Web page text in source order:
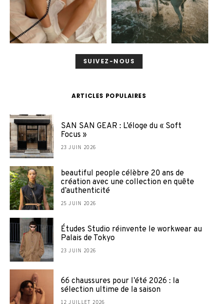
SUIVEZ-NOUS
ARTICLES POPULAIRES
SAN SAN GEAR : L’éloge du « Soft
Focus »
23 JUIN 2026
beautiful people célèbre 20 ans de
création avec une collection en quête
d’authenticité
25 JUIN 2026
Études Studio réinvente le workwear au
Palais de Tokyo
23 JUIN 2026
66 chaussures pour l’été 2026 : la
sélection ultime de la saison
12 JUILLET 2026